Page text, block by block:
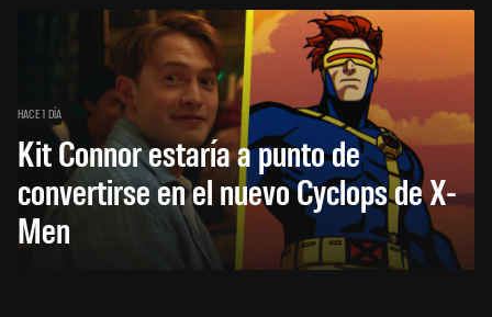
HACE 1 DÍA
Kit Connor estaría a punto de
convertirse en el nuevo Cyclops de X-
Men